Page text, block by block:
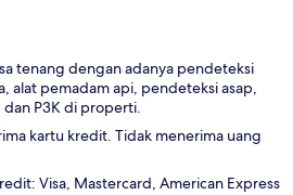
tenang dengan adanya pendeteksi
alat pemadam api, pendeteksi asap,
dan P3K di properti.
kartu kredit. Tidak menerima uang
Visa, Mastercard, American Express